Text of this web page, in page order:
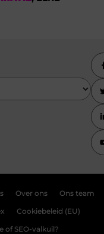
Over ons Ons team
Cookiebeleid (EU)
of SEO-valkuil?